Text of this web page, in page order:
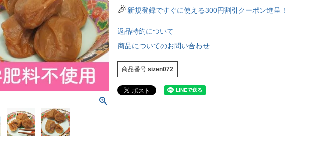
🎉新規登録ですぐに使える300円割引クーポン進呈！
返品特約について
商品についてのお問い合わせ
商品番号 sizen072